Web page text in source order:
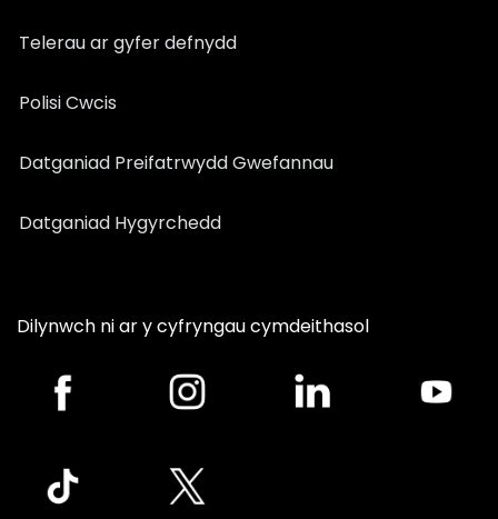
Telerau ar gyfer defnydd
Polisi Cwcis
Datganiad Preifatrwydd Gwefannau
Datganiad Hygyrchedd
Dilynwch ni ar y cyfryngau cymdeithasol